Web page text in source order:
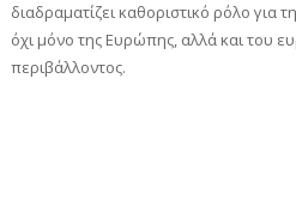
διαδραματίζει καθοριστικό ρόλο για
όχι μόνο της Ευρώπης, αλλά και του
περιβάλλοντος.